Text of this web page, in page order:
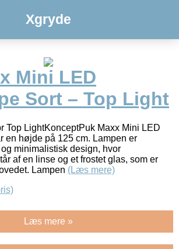
Xgryde
Mini LED
Sort – Top Light
Top LightKonceptPuk Maxx Mini LED
en højde på 125 cm. Lampen er
minimalistisk design, hvor
af en linse og et frostet glas, som er
Lampen (Læs mere)
Læs mere »